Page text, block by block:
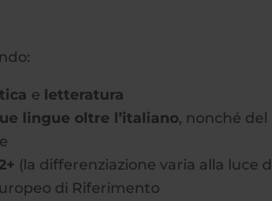
e letteratura
lingue oltre l’italiano, nonché del
(la differenziazione varia alla luce
di Riferimento